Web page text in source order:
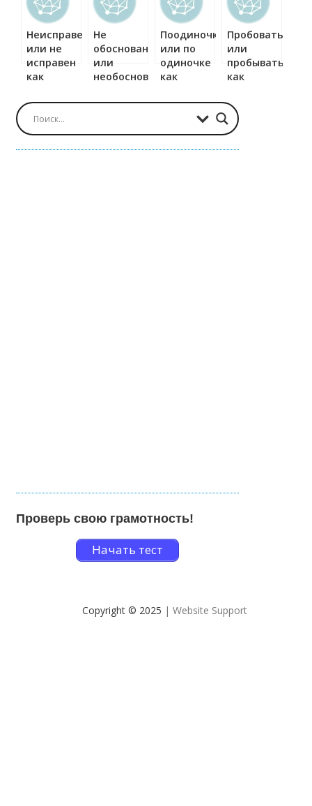
Неисправен
или не
исправен
как
Не
обоснованы
или
необоснованны
правильно?
Поодиночке
или по
одиночке
как
Пробовать
или
пробывать
как
Проверь свою грамотность!
Начать тест
Copyright © 2025 | Website Support